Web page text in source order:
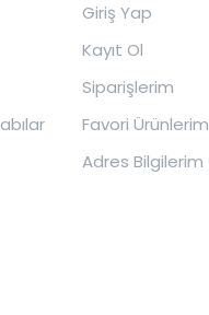
Giriş Yap
Kayıt Ol
Siparişlerim
Favori Ürünlerim
Adres Bilgilerim